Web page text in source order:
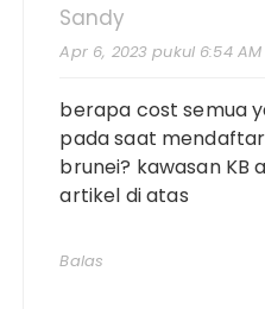
Sandy
Apr 6, 2023 pukul 6:54 AM
berapa cost semua
pada saat
brunei? kawasan KB
artikel di atas
Balas